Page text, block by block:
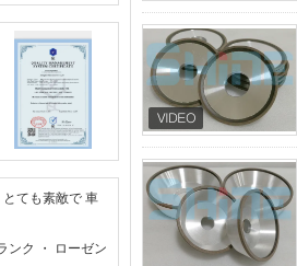
ても素敵で 車
ンク ・ ローゼン